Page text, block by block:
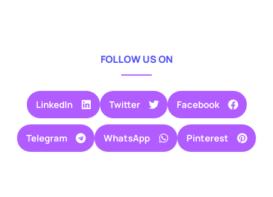
FOLLOW US ON
Facebook
Twitter
LinkedIn
Pinterest
WhatsApp
Telegram